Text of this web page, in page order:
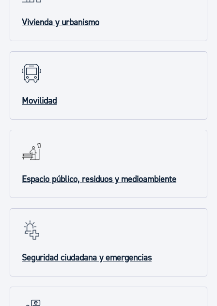
Vivienda y urbanismo
Movilidad
Espacio público, residuos y medioambiente
Seguridad ciudadana y emergencias